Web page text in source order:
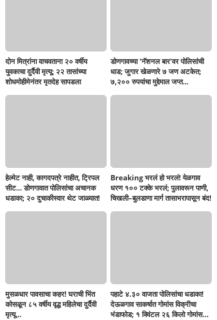
दोन मित्रांना वाचवताना २० वर्षीय
युवकाचा दुर्दैवी मृत्यू; २२ तासांच्या
शोधमोहीमेनंतर मृतदेह सापडला
डोणगावच्या 'नॅशनल बार'वर पोलिसांची
धाड; जुगार खेळणारे ७ जण अटकेत;
७,२०० रुपयांचा मुद्देमाल जप्त...
हेल्मेट नाही, कागदपत्रे नाहीत, ट्रिपल
सीट... डोणगावात पोलिसांचा अचानक
धडाका; २० दुचाकीस्वार थेट जाळ्यात!
Breaking भरलं हो भरलं! येळगाव
धरण १०० टक्के भरलं; पुलावरून पाणी,
चिखली–बुलडाणा मार्ग तासाभरापासून बंद!
मुसळधार पावसाचा कहर! घराची भिंत
कोसळून ८५ वर्षीय वृद्ध महिलेचा दुर्दैवी
मृत्यू...
पहाटे ४.३० वाजता पोलिसांचा धडाका!
देऊळगाव साकर्षात गोमांस विक्रीचा
भंडाफोड; १ क्विंटल २६ किलो गोमांस